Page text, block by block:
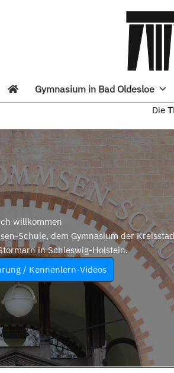
Gymnasium in Bad Oldesloe
willkommen
Schule, dem Gymnasium der
in Schleswig-Holstein.
/ Kennenlern-Videos